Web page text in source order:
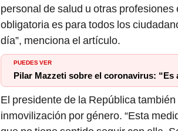
personal de salud u otras profesiones
obligatoria es para todos los
día”, menciona el artículo.
PUEDES VER
Pilar Mazzeti sobre el coronavirus: “Es
El presidente de la República
inmovilización por género. “Esta